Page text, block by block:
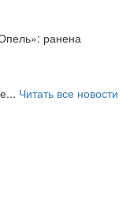
ранена
Читать все новости